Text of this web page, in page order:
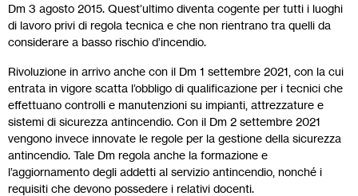
Dm 3 agosto 2015. Quest’ultimo diventa cogente per tutti i luoghi
di lavoro privi di regola tecnica e che non rientrano tra quelli da
considerare a basso rischio d’incendio.
Rivoluzione in arrivo anche con il Dm 1 settembre 2021, con la cui
entrata in vigore scatta l’obbligo di qualificazione per i tecnici che
effettuano controlli e manutenzioni su impianti, attrezzature e
sistemi di sicurezza antincendio. Con il Dm 2 settembre 2021
vengono invece innovate le regole per la gestione della sicurezza
antincendio. Tale Dm regola anche la formazione e
l’aggiornamento degli addetti al servizio antincendio, nonché i
requisiti che devono possedere i relativi docenti.